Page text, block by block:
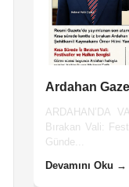
Ardahan
ARDAHAN’DA
Bırakan Vali:
Günde...
Devamını Oku →